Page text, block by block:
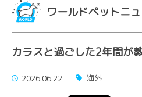
ワールドペットニ
カラスと過ごした2年間が
2026.06.22 海外